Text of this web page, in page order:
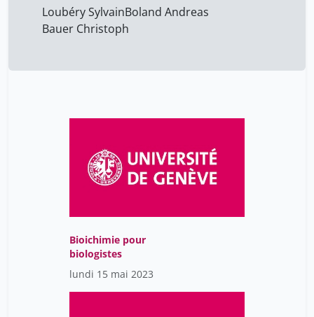
Loubéry SylvainBoland Andreas
Bauer Christoph
Bioichimie pour
biologistes
lundi 15 mai 2023